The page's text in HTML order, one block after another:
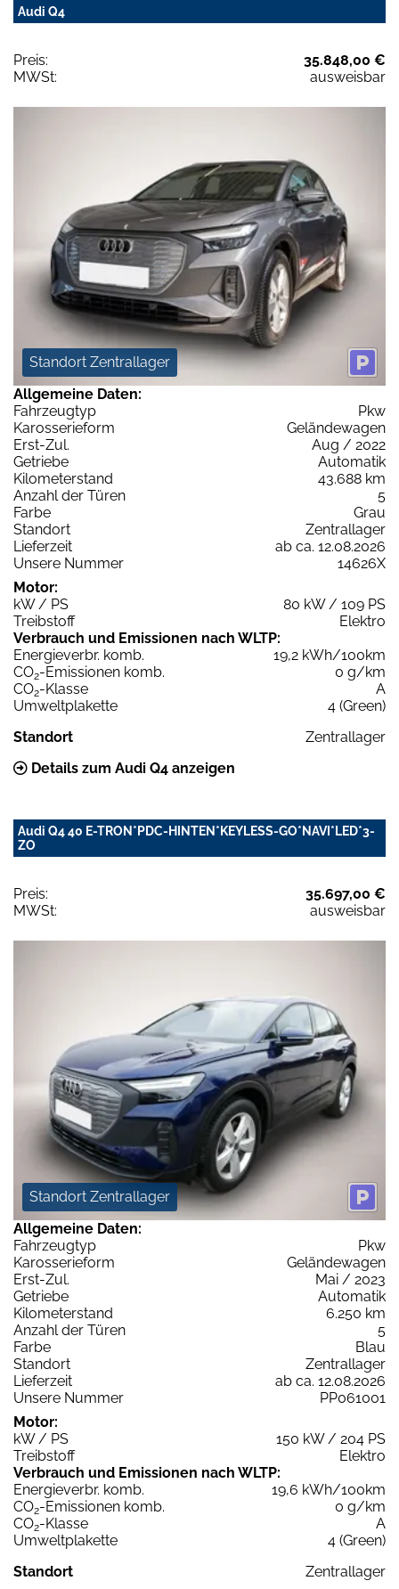
Audi Q4
Preis:
35.848,00 €
MWSt:
ausweisbar
Standort Zentrallager
Allgemeine Daten:
Fahrzeugtyp
Pkw
Karosserieform
Geländewagen
Erst-Zul.
Aug / 2022
Getriebe
Automatik
Kilometerstand
43.688 km
Anzahl der Türen
5
Farbe
Grau
Standort
Zentrallager
Lieferzeit
ab ca. 12.08.2026
Unsere Nummer
14626X
Motor:
kW / PS
80 kW / 109 PS
Treibstoff
Elektro
Verbrauch und Emissionen nach WLTP:
Energieverbr. komb.
19,2 kWh/100km
CO2-Emissionen komb.
0 g/km
CO2-Klasse
A
Umweltplakette
4 (Green)
Standort
Zentrallager
Details zum Audi Q4 anzeigen
Audi Q4 40 E-TRON*PDC-HINTEN*KEYLESS-GO*NAVI*LED*3-
ZO
Preis:
35.697,00 €
MWSt:
ausweisbar
Standort Zentrallager
Allgemeine Daten:
Fahrzeugtyp
Pkw
Karosserieform
Geländewagen
Erst-Zul.
Mai / 2023
Getriebe
Automatik
Kilometerstand
6.250 km
Anzahl der Türen
5
Farbe
Blau
Standort
Zentrallager
Lieferzeit
ab ca. 12.08.2026
Unsere Nummer
PP061001
Motor:
kW / PS
150 kW / 204 PS
Treibstoff
Elektro
Verbrauch und Emissionen nach WLTP:
Energieverbr. komb.
19,6 kWh/100km
CO2-Emissionen komb.
0 g/km
CO2-Klasse
A
Umweltplakette
4 (Green)
Standort
Zentrallager